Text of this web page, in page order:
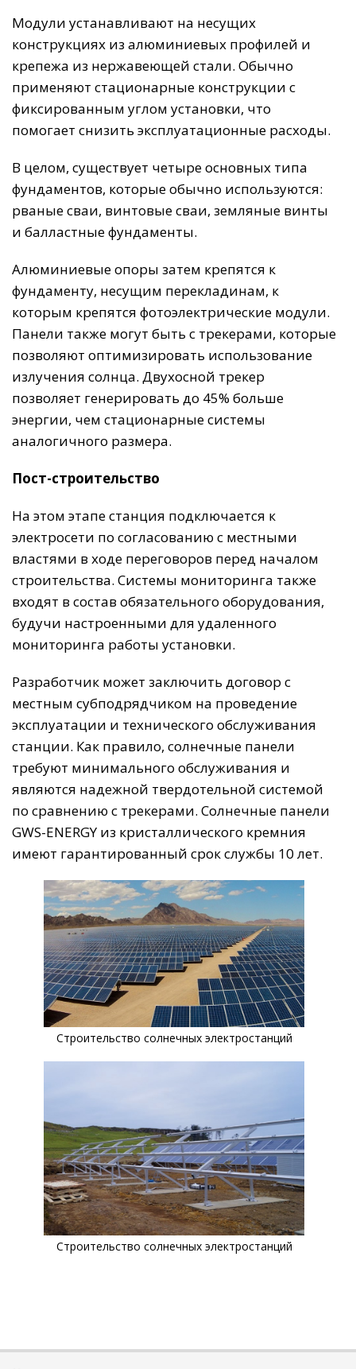
Модули устанавливают на несущих
конструкциях из алюминиевых профилей и
крепежа из нержавеющей стали. Обычно
применяют стационарные конструкции с
фиксированным углом установки, что
помогает снизить эксплуатационные расходы.
В целом, существует четыре основных типа
фундаментов, которые обычно используются:
рваные сваи, винтовые сваи, земляные винты
и балластные фундаменты.
Алюминиевые опоры затем крепятся к
фундаменту, несущим перекладинам, к
которым крепятся фотоэлектрические модули.
Панели также могут быть с трекерами, которые
позволяют оптимизировать использование
излучения солнца. Двухосной трекер
позволяет генерировать до 45% больше
энергии, чем стационарные системы
аналогичного размера.
Пост-строительство
На этом этапе станция подключается к
электросети по согласованию с местными
властями в ходе переговоров перед началом
строительства. Системы мониторинга также
входят в состав обязательного оборудования,
будучи настроенными для удаленного
мониторинга работы установки.
Разработчик может заключить договор с
местным субподрядчиком на проведение
эксплуатации и технического обслуживания
станции. Как правило, солнечные панели
требуют минимального обслуживания и
являются надежной твердотельной системой
по сравнению с трекерами. Солнечные панели
GWS-ENERGY из кристаллического кремния
имеют гарантированный срок службы 10 лет.
Строительство солнечных электростанций
Строительство солнечных электростанций